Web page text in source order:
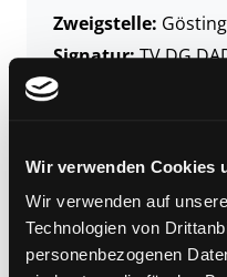
Wir verwenden Cookies
Wir verwenden auf
Technologien von
personenbezogenen
Zweigstelle: Gösting
Signatur:TV.DG
Standort 2:
Frist:
Barcode: